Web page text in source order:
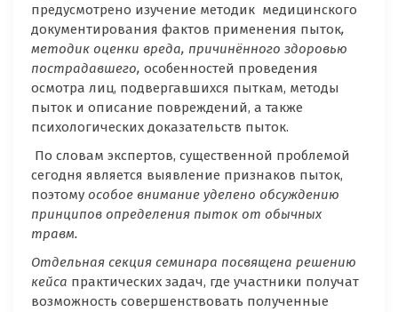
предусмотрено изучение методик медицинского
документирования фактов применения пыток,
методик оценки вреда, причинённого здоровью
пострадавшего, особенностей проведения
осмотра лиц, подвергавшихся пыткам, методы
пыток и описание повреждений, а также
психологических доказательств пыток.
По словам экспертов, существенной проблемой
сегодня является выявление признаков пыток,
поэтому особое внимание уделено обсуждению
принципов определения пыток от обычных
травм.
Отдельная секция семинара посвящена решению
кейса практических задач, где участники получат
возможность совершенствовать полученные